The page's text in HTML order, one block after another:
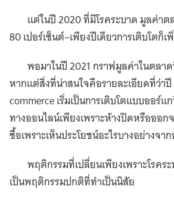
แต่ในปี 2020 ที่มีโรคระบาด มูลค่าต
80 เปอร์เซ็นต์–เพียงปีเดียวการเติบโตก็เ
พอมาในปี 2021 กราฟมูลค่าในตลา
หากแต่สิ่งที่น่าสนใจคือรายละเอียดที่ว่า
commerce เริ่มเป็นการเติบโตแบบออร์
ทางออนไลน์เพียงเพราะห้างปิดหรือออ
ซื้อเพราะเห็นประโยชน์อะไรบางอย่างจ
พฤติกรรมที่เปลี่ยนเพียงเพราะโรคร
เป็นพฤติกรรมปกติที่ทำเป็นนิสัย